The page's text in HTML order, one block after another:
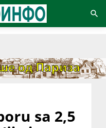
sa 2,5